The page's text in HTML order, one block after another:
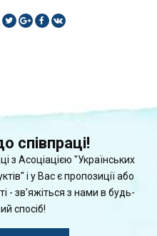
співпраці!
з Асоціацією "Українських
і у Вас є пропозиції або
- зв'яжіться з нами в будь-
спосіб!